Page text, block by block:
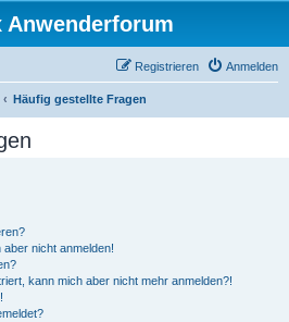
Anwenderforum
Anmelden
Registrieren
Häufig gestellte Fragen
nicht anmelden!
kann mich aber nicht mehr anmelden?!